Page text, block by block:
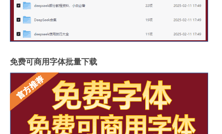
免费可商用字体批量下载